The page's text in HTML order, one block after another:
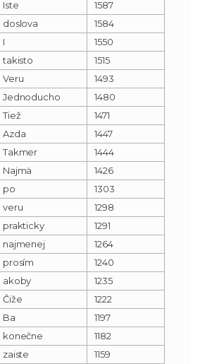
Iste
1587
doslova
1584
I
1550
takisto
1515
Veru
1493
Jednoducho
1480
Tiež
1471
Azda
1447
Takmer
1444
Najmä
1426
po
1303
veru
1298
prakticky
1291
najmenej
1264
prosím
1240
akoby
1235
Čiže
1222
Ba
1197
konečne
1182
zaiste
1159